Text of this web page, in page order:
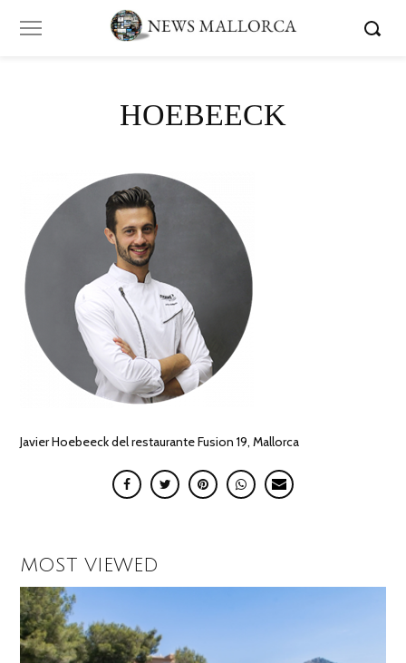
HOEBEECK
Javier Hoebeeck del restaurante Fusion 19, Mallorca
MOST VIEWED